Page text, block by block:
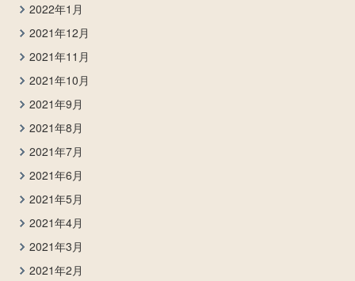
2022年1月
2021年12月
2021年11月
2021年10月
2021年9月
2021年8月
2021年7月
2021年6月
2021年5月
2021年4月
2021年3月
2021年2月